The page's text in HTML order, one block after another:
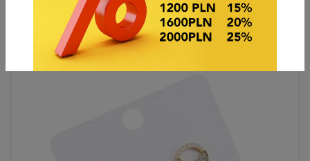
BIŻUTERIA STEEL/XUPING KOLCZYKI